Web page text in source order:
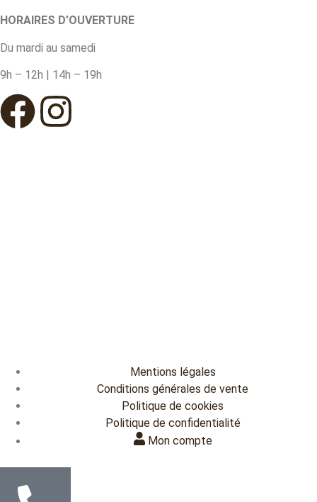
HORAIRES D’OUVERTURE
Du mardi au samedi
9h – 12h | 14h – 19h
Mentions légales
Conditions générales de vente
Politique de cookies
Politique de confidentialité
Mon compte